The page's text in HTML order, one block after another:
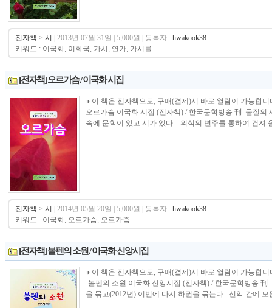
전자책 > 시 | 2013년 07월 31일 | 5,000원 | 등록자 : hwakook38
키워드 : 이국화, 이화국, 가시, 연가, 가시를
[전자책] 오르가슴 / 이국화 시집
◑ 이 책은 전자책으로, 구매(결제)시 바로 열람이 가능합
오르가슴 이국화 시집 (전자책) / 한국문학방송 刊 물질의
속에 문학이 있고 시가 있다. 의식의 변주를 통하여 건져
전자책 > 시 | 2014년 05월 20일 | 5,000원 | 등록자 : hwakook38
키워드 : 이국화, 오르가슴, 오르가즘
[전자책] 볼펜의 소원 / 이국화 신앙시집
◑ 이 책은 전자책으로, 구매(결제)시 바로 열람이 가능합
-볼펜의 소원 이국화 신앙시집 (전자책) / 한국문학방송
을 묶고(2012년) 이번에 다시 하권을 묶는다. 선악 간에 모